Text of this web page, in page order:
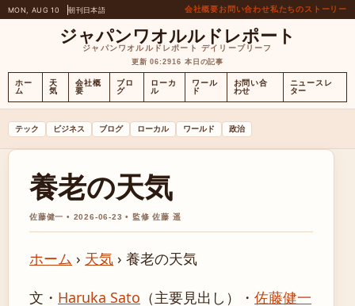
MON, AUG 10 朝刊日本語 会社概要お問い合わせ私たちのストーリー
ジャパンワオルルドレポート
ジャパンワオルルドレポート デイリーブリーフ
更新 06:2916 本日の記事
ホー
ム
天
気
会社概
要
ブロ
グ
ローカ
ル
ワール
ド
お問い合
わせ
ニュースレ
ター
テック ビジネス ブログ ローカル ワールド 政治
養老の天気
佐藤健一 • 2026-06-23 • 監修 佐藤 遥
ホーム › 天気 › 養老の天気
文・ Haruka Sato （主要見出し） ・ 佐藤健一